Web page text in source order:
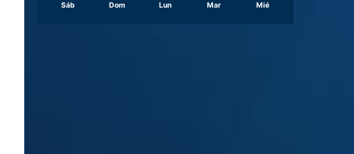
Sáb Dom Lun Mar Mié